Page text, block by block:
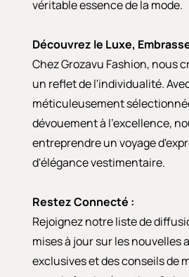
véritable essence de la mode.
Découvrez le Luxe,
Chez Grozavu Fashion, nous
un reflet de l'individualité.
méticuleusement
dévouement à l'excellence,
entreprendre un voyage
d'élégance vestimentaire.
Restez Connecté :
Rejoignez notre liste de
mises à jour sur les nouvelles
exclusives et des conseils de